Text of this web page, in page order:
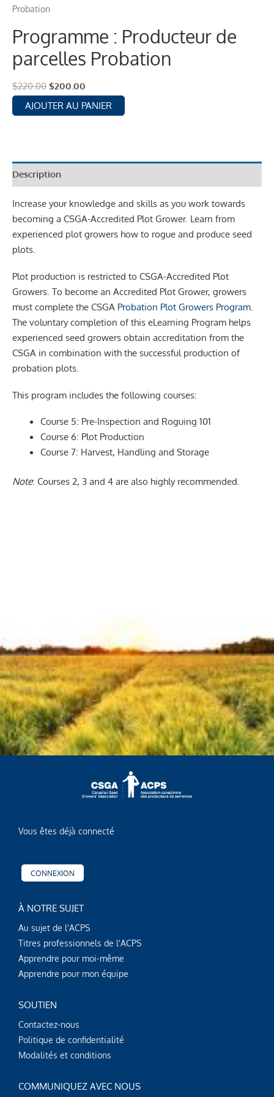
Probation
Programme : Producteur de
parcelles Probation
$220.00 $200.00
AJOUTER AU PANIER
Description
Increase your knowledge and skills as you work towards
becoming a CSGA-Accredited Plot Grower. Learn from
experienced plot growers how to rogue and produce seed
plots.
Plot production is restricted to CSGA-Accredited Plot
Growers. To become an Accredited Plot Grower, growers
must complete the CSGA Probation Plot Growers Program
The voluntary completion of this eLearning Program helps
experienced seed growers obtain accreditation from the
CSGA in combination with the successful production of
probation plots.
This program includes the following courses:
Course 5: Pre-Inspection and Roguing 101
Course 6: Plot Production
Course 7: Harvest, Handling and Storage
Note: Courses 2, 3 and 4 are also highly recommended.
Vous êtes déjà connecté
CONNEXION
À NOTRE SUJET
Au sujet de l'ACPS
Titres professionnels de l'ACPS
Apprendre pour moi-même
Apprendre pour mon équipe
SOUTIEN
Contactez-nous
Politique de confidentialité
Modalités et conditions
COMMUNIQUEZ AVEC NOUS